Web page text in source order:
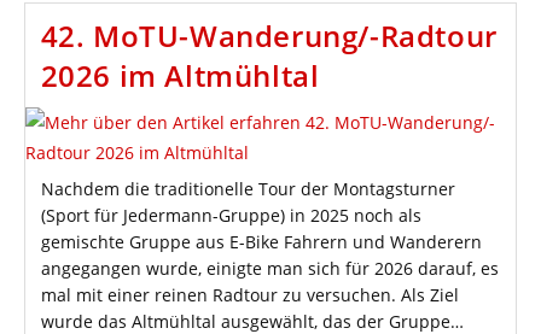
You
HIIT-
Fit“
Wird
„Functional
Training
Meets
42. MoTU-Wanderung/-Radtour
2026 im Altmühltal
Nachdem die traditionelle Tour der Montagsturner
(Sport für Jedermann-Gruppe) in 2025 noch als
gemischte Gruppe aus E-Bike Fahrern und Wanderern
angegangen wurde, einigte man sich für 2026 darauf, es
mal mit einer reinen Radtour zu versuchen. Als Ziel
wurde das Altmühltal ausgewählt, das der Gruppe…